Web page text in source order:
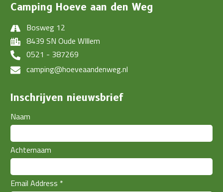
Camping Hoeve aan den Weg
Bosweg 12
8439 SN Oude WIllem
0521 - 387269
camping@hoeveaandenweg.nl
Inschrijven nieuwsbrief
Naam
Achternaam
Email Address *